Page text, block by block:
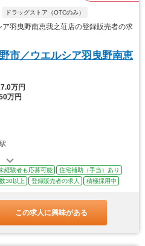
ドラッグストア（OTCのみ）
羽曳野南恵我之荘店の登録販売者の求
市／ウエルシア羽曳野南恵
万円
万円
経験者も応募可能
住宅補助（手当）あり
30以上 登録販売者の求人 積極採用中
この求人に興味がある